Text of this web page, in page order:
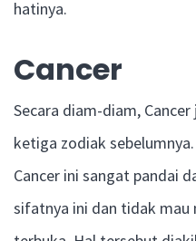
hatinya.
Cancer
Secara diam-diam,
ketiga zodiak
Cancer ini sangat pandai
sifatnya ini dan tidak mau